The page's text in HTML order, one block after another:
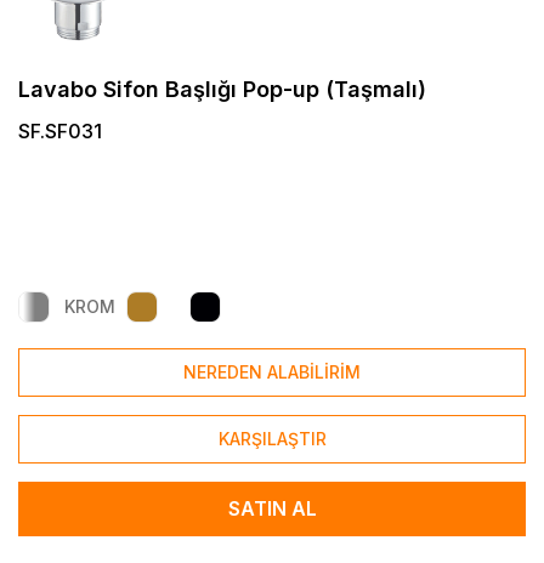
Lavabo Sifon Başlığı Pop-up (Taşmalı)
SF.SF031
KROM
NEREDEN ALABİLİRİM
KARŞILAŞTIR
SATIN AL